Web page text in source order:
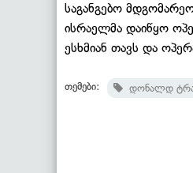
საგანგებო
ისრაელმა დაიწყო
ესხმიან თავს და
თემები: დონალდ